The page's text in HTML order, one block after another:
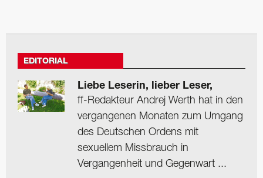
EDITORIAL
Liebe Leserin, lieber Leser,
ff-Redakteur Andrej Werth hat in den
vergangenen Monaten zum Umgang
des Deutschen Ordens mit
sexuellem Missbrauch in
Vergangenheit und Gegenwart ...